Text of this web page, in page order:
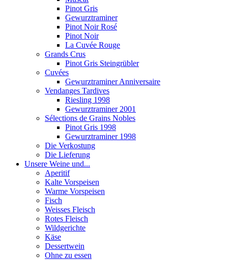
Pinot Gris
Gewurztraminer
Pinot Noir Rosé
Pinot Noir
La Cuvée Rouge
Grands Crus
Pinot Gris Steingrübler
Cuvées
Gewurztraminer Anniversaire
Vendanges Tardives
Riesling 1998
Gewurztraminer 2001
Sélections de Grains Nobles
Pinot Gris 1998
Gewurztraminer 1998
Die Verkostung
Die Lieferung
Unsere Weine und...
Aperitif
Kalte Vorspeisen
Warme Vorspeisen
Fisch
Weisses Fleisch
Rotes Fleisch
Wildgerichte
Käse
Dessertwein
Ohne zu essen